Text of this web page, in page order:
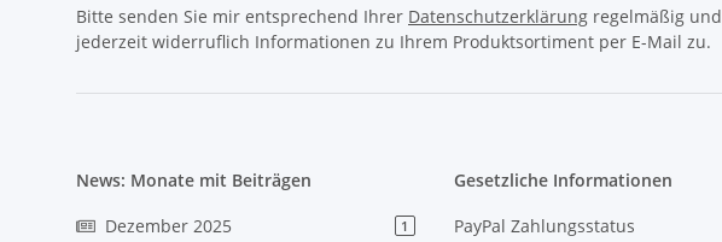
Bitte senden Sie mir entsprechend Ihrer Datenschutzerklärung regelmäßig und
jederzeit widerruflich Informationen zu Ihrem Produktsortiment per E-Mail zu.
News: Monate mit Beiträgen
Dezember 2025 1
Gesetzliche Informationen
PayPal Zahlungsstatus